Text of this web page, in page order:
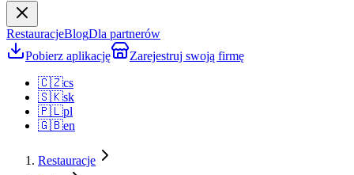
RestauracjeBlogDla partnerów
Pobierz aplikację
Zarejestruj swoją firmę
🇨🇿cs
🇸🇰sk
🇵🇱pl
🇬🇧en
Restauracje